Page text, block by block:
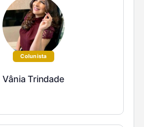
Colunista
Vânia Trindade